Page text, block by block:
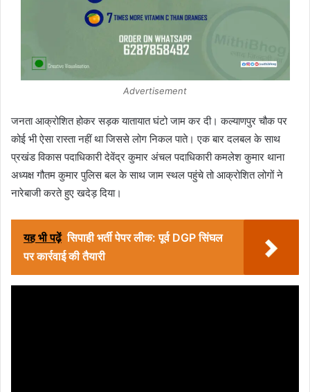
Advertisement
जनता आक्रोशित होकर सड़क यातायात घंटो जाम कर दी। कल्याणपुर चौक पर
कोई भी ऐसा रास्ता नहीं था जिससे लोग निकल पाते। एक बार दलबल के साथ
प्रखंड विकास पदाधिकारी देवेंद्र कुमार अंचल पदाधिकारी कमलेश कुमार थाना
अध्यक्ष गौतम कुमार पुलिस बल के साथ जाम स्थल पहुंचे तो आक्रोशित लोगों ने
नारेबाजी करते हुए खदेड़ दिया।
यह भी पढ़ें सिपाही भर्ती पेपर लीक: पूर्व DGP सिंघल
पर कार्रवाई की तैयारी